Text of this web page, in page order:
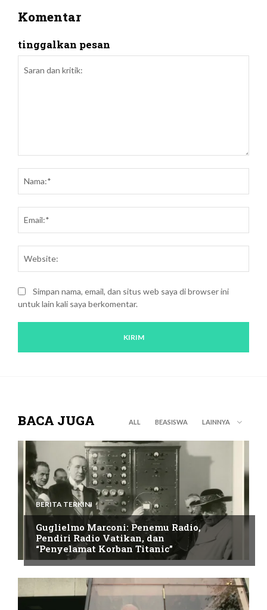
Komentar
tinggalkan pesan
kritik:
Simpan nama, email, dan situs web saya di browser ini
untuk lain kali saya berkomentar.
BACA JUGA ALL BEASISWA LAINNYA
BERITA TERKINI
Guglielmo Marconi: Penemu Radio,
Pendiri Radio Vatikan, dan
“Penyelamat Korban Titanic”